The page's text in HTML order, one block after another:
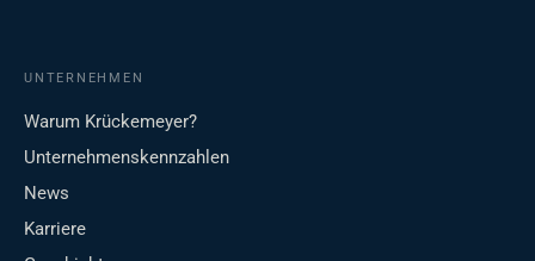
UNTERNEHMEN
Warum Krückemeyer?
Unternehmenskennzahlen
News
Karriere